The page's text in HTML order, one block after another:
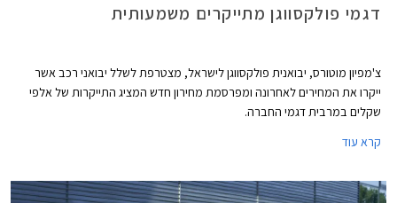
דגמי פולקסווגן מתייקרים משמעותית
צ'מפיון מוטורס, יבואנית פולקסווגן לישראל, מצטרפת לשלל יבואני רכב אשר
ייקרו את המחירים לאחרונה ומפרסמת מחירון חדש המציג התייקרות של אלפי
שקלים במרבית דגמי החברה.
קרא עוד